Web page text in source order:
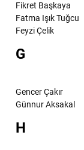
Fikret Başkaya
Fatma Işık Tuğcu
Feyzi Çelik
G
Gencer Çakır
Günnur Aksakal
H